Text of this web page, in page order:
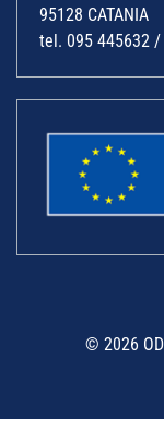
95128 CATANIA
tel. 095 445632
© 2026